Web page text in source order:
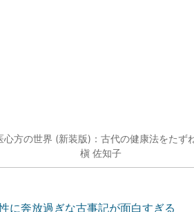
心方の世界 (新装版)：古代の健康法をたず
槇 佐知子
に奔放過ぎな古事記が面白すぎる